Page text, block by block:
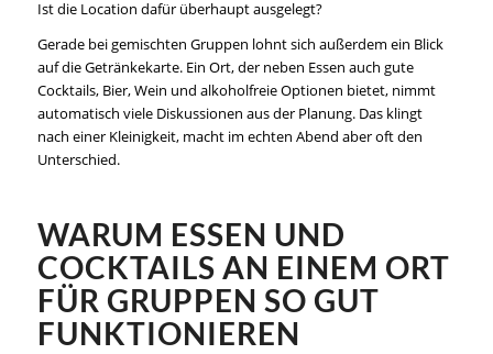
Ist die Location dafür überhaupt ausgelegt?
Gerade bei gemischten Gruppen lohnt sich außerdem ein Blick
auf die Getränkekarte. Ein Ort, der neben Essen auch gute
Cocktails, Bier, Wein und alkoholfreie Optionen bietet, nimmt
automatisch viele Diskussionen aus der Planung. Das klingt
nach einer Kleinigkeit, macht im echten Abend aber oft den
Unterschied.
WARUM ESSEN UND
COCKTAILS AN EINEM ORT
FÜR GRUPPEN SO GUT
FUNKTIONIEREN